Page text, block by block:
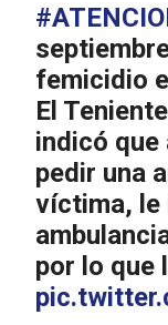
femicidio
El
indicó que
pedir una
víctima, le
por lo que